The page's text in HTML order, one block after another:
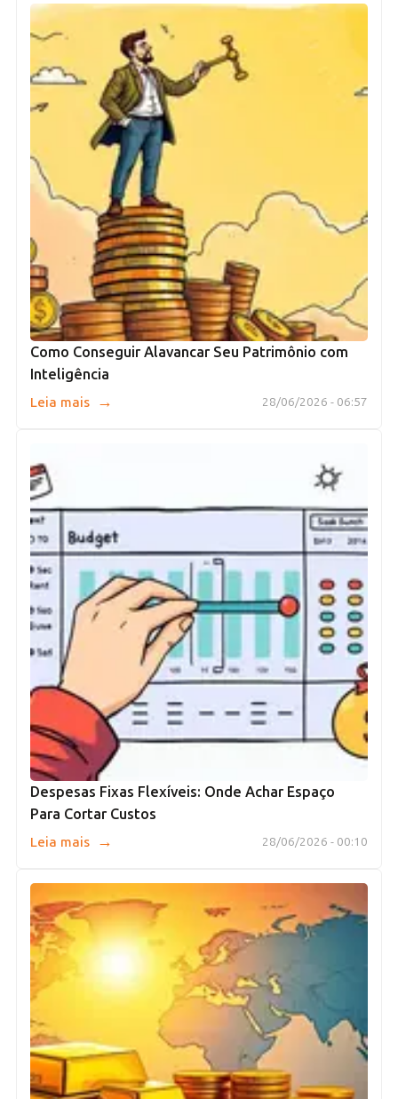
Como Conseguir Alavancar Seu Patrimônio com
Inteligência
28/06/2026 - 06:57
Leia mais →
Despesas Fixas Flexíveis: Onde Achar Espaço
Para Cortar Custos
28/06/2026 - 00:10
Leia mais →